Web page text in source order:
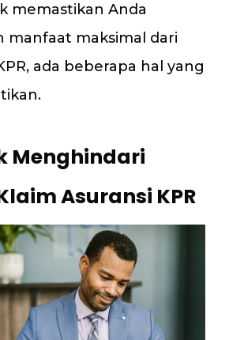
memastikan Anda
manfaat maksimal dari
ada beberapa hal yang
Menghindari
Asuransi KPR